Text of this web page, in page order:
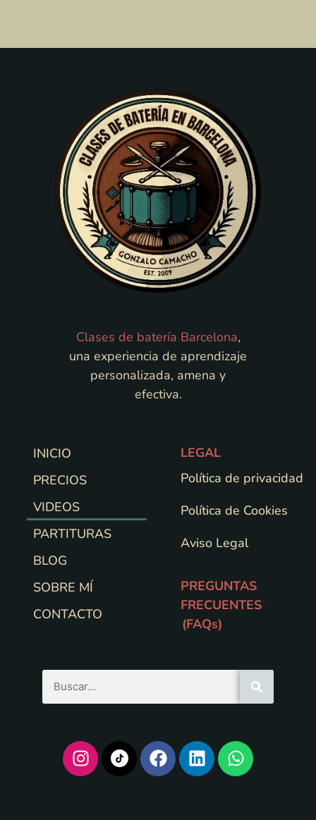
Clases de batería Barcelona,
una experiencia de aprendizaje
personalizada, amena y
efectiva.
INICIO
PRECIOS
VIDEOS
PARTITURAS
BLOG
SOBRE MÍ
CONTACTO
LEGAL
Política de privacidad
Política de Cookies
Aviso Legal
PREGUNTAS
FRECUENTES
(FAQs)